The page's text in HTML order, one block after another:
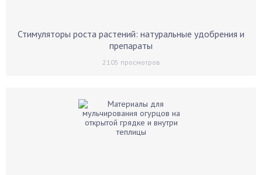
Стимуляторы роста растений: натуральные удобрения и
препараты
2105 просмотров